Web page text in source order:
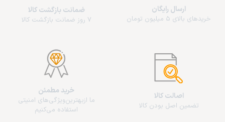
ارسال رایگان
خریدهای بالای 5 میلیون تومان
ضمانت بازگشت کالا
7 روز ضمانت بازگشت کالا
اصالت کالا
تضمین اصل بودن کالا
خرید مطمئن
ما از‌بهترین‌ویژگی‌های امنیتی
استفاده می‌کنیم